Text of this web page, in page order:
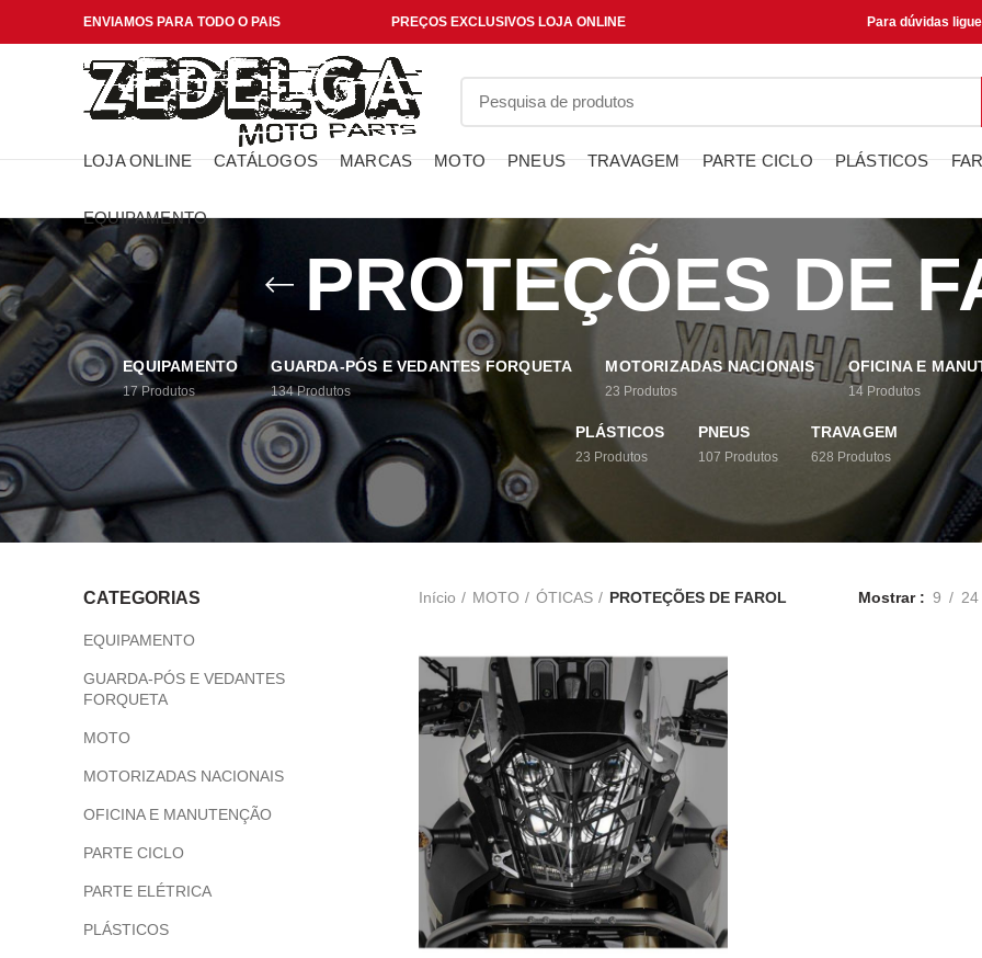
ENVIAMOS PARA TODO O PAIS PREÇOS EXCLUSIVOS LOJA ONLINE Para dúvidas
LOJA ONLINE CATÁLOGOS MARCAS MOTO PNEUS TRAVAGEM PARTE CICLO PLÁSTICOS
EQUIPAMENTO
PROTEÇÕES DE
EQUIPAMENTO
17 Produtos
GUARDA-PÓS E VEDANTES FORQUETA
134 Produtos
MOTORIZADAS NACIONAIS
23 Produtos
OFICINA E
14 Produtos
PLÁSTICOS
23 Produtos
PNEUS
107 Produtos
TRAVAGEM
628 Produtos
CATEGORIAS
EQUIPAMENTO
GUARDA-PÓS E VEDANTES
FORQUETA
MOTO
MOTORIZADAS NACIONAIS
OFICINA E MANUTENÇÃO
PARTE CICLO
PARTE ELÉTRICA
PLÁSTICOS
Início MOTO ÓTICAS PROTEÇÕES DE FAROL Mostrar 9 24